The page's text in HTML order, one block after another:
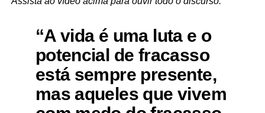
“A vida é uma luta e o
potencial de fracasso
está sempre presente,
mas aqueles que vivem